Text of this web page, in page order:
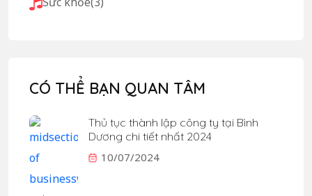
CÓ THỂ BẠN QUAN TÂM
Thủ tục thành lập công ty tại Bình
Dương chi tiết nhất 2024
10/07/2024